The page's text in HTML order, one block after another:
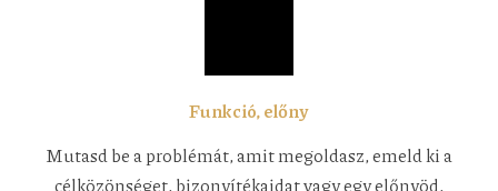
Funkció, előny
Mutasd be a problémát, amit megoldasz, emeld ki a
célközönséget, bizonyítékaidat vagy egy előnyöd,